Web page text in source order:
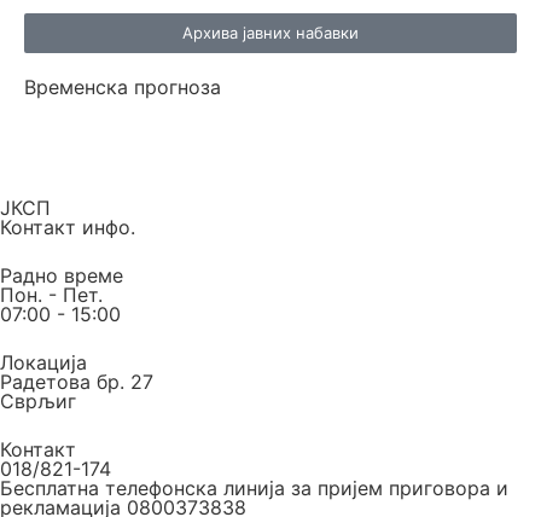
Архива јавних набавки
Временска прогноза
ЈКСП
Контакт инфо.
Радно време
Пон. - Пет.
07:00 - 15:00
Локација
Радетова бр. 27
Сврљиг
Контакт
018/821-174
Бесплатна телефонска линија за пријем приговора и
рекламација 0800373838